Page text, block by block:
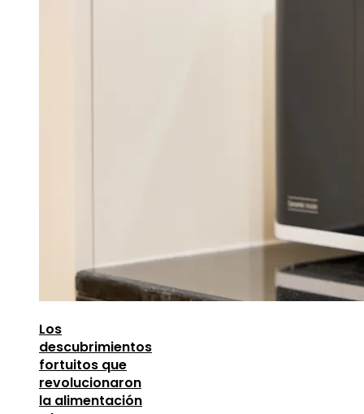
Los
descubrimientos
fortuitos que
revolucionaron
la alimentación